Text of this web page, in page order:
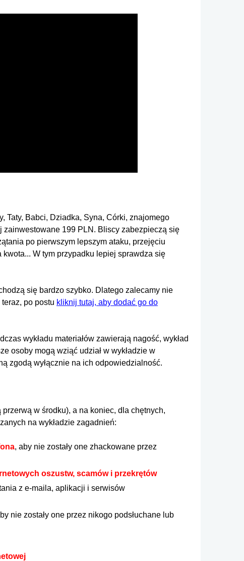
Taty, Babci, Dziadka, Syna, Córki, znajomego
zainwestowane 199 PLN. Bliscy zabezpieczą się
po pierwszym lepszym ataku, przejęciu
W tym przypadku lepiej sprawdza się
się bardzo szybko. Dlatego zalecamy nie
po postu kliknij tutaj, aby dodać go do
wykładu materiałów zawierają nagość, wykład
osoby mogą wziąć udział w wykładzie w
zgodą wyłącznie na ich odpowiedzialność.
w środku), a na koniec, dla chętnych,
na wykładzie zagadnień:
, aby nie zostały one zhackowane przez
oszustw, scamów i przekrętów
z e-maila, aplikacji i serwisów
nie zostały one przez nikogo podsłuchane lub